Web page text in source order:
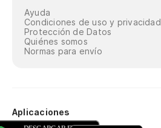
Ayuda
Condiciones de uso y privacidad
Protección de Datos
Quiénes somos
Normas para envío
Aplicaciones